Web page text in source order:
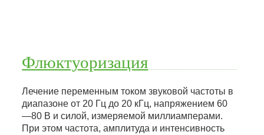
Флюктуоризация
Лечение переменным током звуковой частоты в
диапазоне от 20 Гц до 20 кГц, напряжением 60
—80 В и силой, измеряемой миллиамперами.
При этом частота, амплитуда и интенсивность